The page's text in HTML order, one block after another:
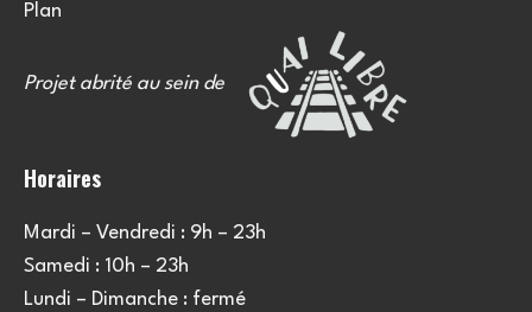
Plan
Projet abrité au sein de
Horaires
Mardi – Vendredi : 9h – 23h
Samedi : 10h – 23h
Lundi – Dimanche : fermé